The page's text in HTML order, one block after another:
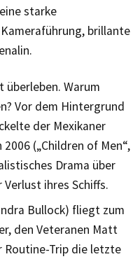
starke
brillante
überleben. Warum
Vor dem Hintergrund
der Mexikaner
(„Children of Men“,
Drama über
ihres Schiffs.
Bullock) fliegt zum
den Veteranen Matt
Routine-Trip die letzte